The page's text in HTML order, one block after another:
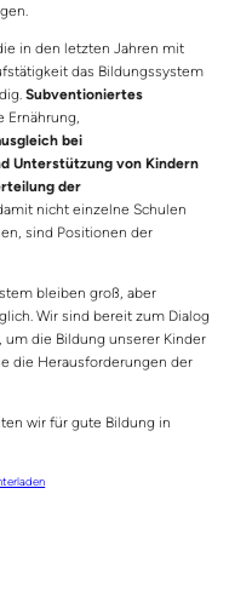
in den letzten Jahren mit
das Bildungssystem
Subventioniertes
bei
Unterstützung von Kindern
der
damit nicht einzelne Schulen
sind Positionen der
bleiben groß, aber
Wir sind bereit zum Dialog
die Bildung unserer Kinder
die Herausforderungen der
wir für gute Bildung in